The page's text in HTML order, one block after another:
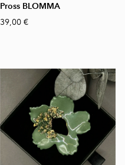
Pross BLOMMA
39,00 €